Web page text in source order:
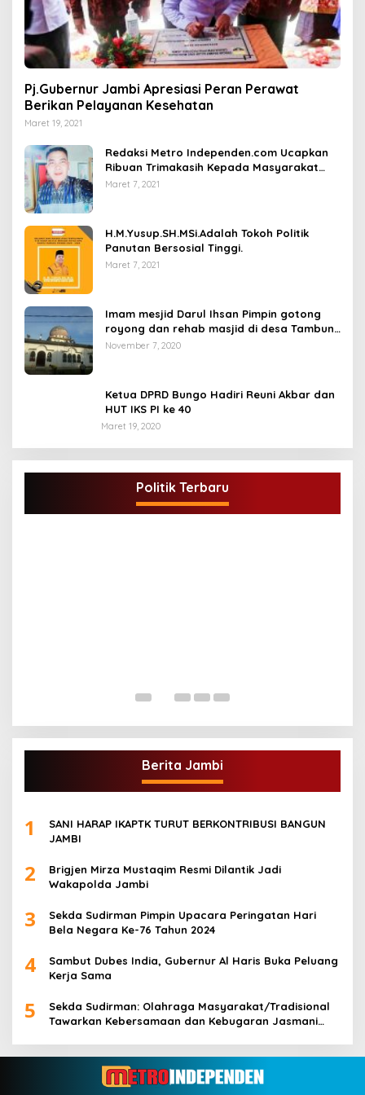
Pj.Gubernur Jambi Apresiasi Peran Perawat
Berikan Pelayanan Kesehatan
Maret 19, 2021
Redaksi Metro Independen.com Ucapkan
Ribuan Trimakasih Kepada Masyarakat
Pengunjung Dan Pembaca.
Maret 7, 2021
H.M.Yusup.SH.MSi.Adalah Tokoh Politik
Panutan Bersosial Tinggi.
Maret 7, 2021
Imam mesjid Darul Ihsan Pimpin gotong
royong dan rehab masjid di desa Tambun
Arang Kecamatan Sumay, kabupaten tebo
November 7, 2020
Ketua DPRD Bungo Hadiri Reuni Akbar dan
HUT IKS PI ke 40
Maret 19, 2020
Politik Terbaru
DPD Partai Golkar,Muscam Ke-X Dalam
Rangka Pemilihan Ketua PK.
Juli 5, 2021
Berita Jambi
1
SANI HARAP IKAPTK TURUT BERKONTRIBUSI BANGUN
JAMBI
2
Brigjen Mirza Mustaqim Resmi Dilantik Jadi
Wakapolda Jambi
3
Sekda Sudirman Pimpin Upacara Peringatan Hari
Bela Negara Ke-76 Tahun 2024
4
Sambut Dubes India, Gubernur Al Haris Buka Peluang
Kerja Sama
5
Sekda Sudirman: Olahraga Masyarakat/Tradisional
Tawarkan Kebersamaan dan Kebugaran Jasmani